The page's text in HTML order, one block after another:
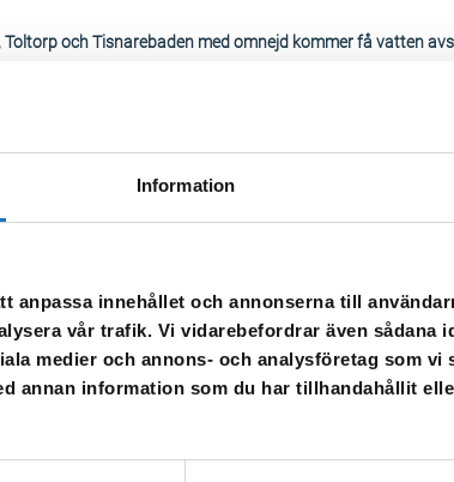
Information
anpassa innehållet och annonserna till
vår trafik. Vi vidarebefordrar även sådana
medier och annons- och analysföretag som vi
annan information som du har tillhandahållit
Toltorp och Tisnarebaden med omnejd kommer få vatten